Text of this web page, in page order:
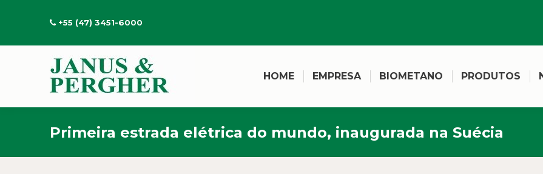
+55 (47) 3451-6000
HOME EMPRESA BIOMETANO PRODUTOS
Primeira estrada elétrica do mundo, inaugurada na Suécia